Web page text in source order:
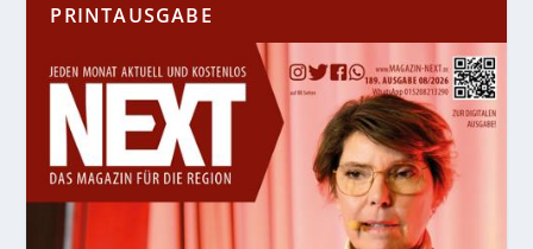
PRINTAUSGABE